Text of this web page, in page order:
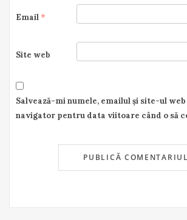
Email *
Site web
Salvează-mi numele, emailul și site-ul
navigator pentru data viitoare când o să